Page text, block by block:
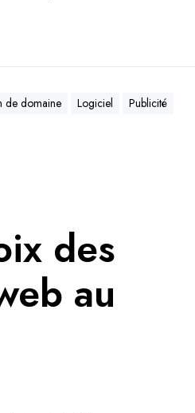
de domaine Logiciel
Publicité
des
au